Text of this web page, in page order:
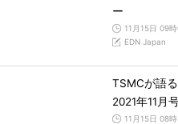
ー
11月15日 09
EDN Japan
TSMCが語
2021年11月
11月15日 08